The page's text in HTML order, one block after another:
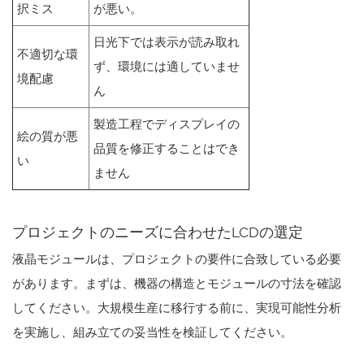
択ミス
が悪い。
不適切な環
境配慮
日光下では表示が読み取れ
ず、環境には適していませ
ん
絵の質が悪
い
製造工程でディスプレイの
品質を修正することはでき
ません
プロジェクトのニーズに合わせたLCDの選定
液晶モジュールは、プロジェクトの要件に合致している必要
があります。まずは、機器の構造とモジュールの寸法を確認
してください。大規模生産に移行する前に、実現可能性分析
を実施し、組み立ての妥当性を検証してください。